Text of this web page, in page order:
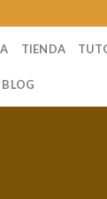
TIENDA
BLOG